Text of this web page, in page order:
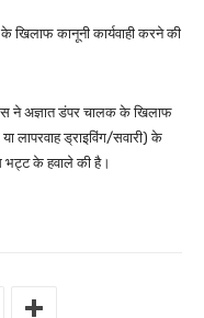
कानूनी कार्यवाही करने की
ने अज्ञात डंपर चालक के खिलाफ
लापरवाह ड्राइविंग/सवारी) के
भट्ट के हवाले की है।